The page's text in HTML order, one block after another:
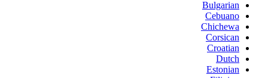
Bulgarian
Cebuano
Chichewa
Corsican
Croatian
Dutch
Estonian